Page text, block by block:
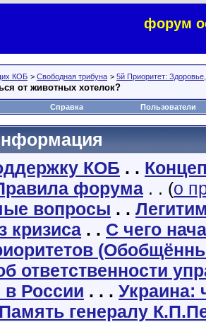
форум
КОБ > Свободная трибуна > 5й Приоритет:
от животных хотелок?
Справка Пользователи
КОБ . .
форума . . (о
вопросы . .
кризиса . . С чего
ответственности
в России . . . Украина:
генералу